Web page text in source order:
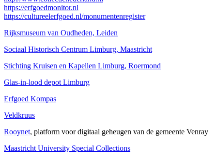
https://erfgoedmonitor.nl
https://cultureelerfgoed.nl/monumentenregister
Rijksmuseum van Oudheden, Leiden
Sociaal Historisch Centrum Limburg, Maastricht
Stichting Kruisen en Kapellen Limburg, Roermond
Glas-in-lood depot Limburg
Erfgoed Kompas
Veldkruus
Rooynet, platform voor digitaal geheugen van de gemeente Venray
Maastricht University Special Collections